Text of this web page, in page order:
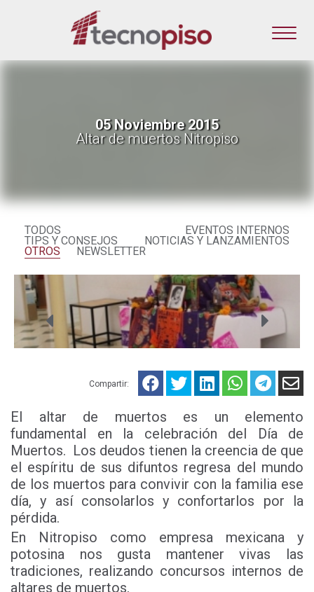
05 Noviembre 2015
Altar de muertos Nitropiso
TODOS EVENTOS INTERNOS
TIPS Y CONSEJOS NOTICIAS Y LANZAMIENTOS
OTROS NEWSLETTER
Compartir:
El altar de muertos es un elemento
fundamental en la celebración del Día de
Muertos. Los deudos tienen la creencia de que
el espíritu de sus difuntos regresa del mundo
de los muertos para convivir con la familia ese
día, y así consolarlos y confortarlos por la
pérdida.
En Nitropiso como empresa mexicana y
potosina nos gusta mantener vivas las
tradiciones, realizando concursos internos de
altares de muertos.